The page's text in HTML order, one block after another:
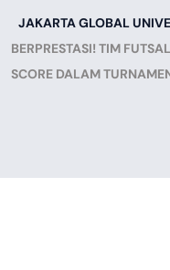
JAKARTA GLOBAL
BERPRESTASI! TIM
SCORE DALAM